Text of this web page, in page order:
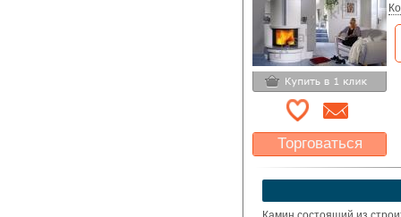
Торговаться
Какая цена Вас
устроит?
Указать цену